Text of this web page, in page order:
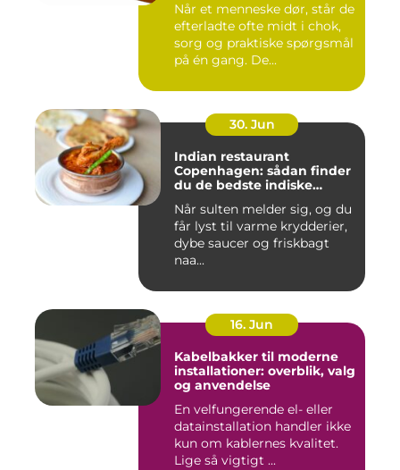
Når et menneske dør, står de
efterladte ofte midt i chok,
sorg og praktiske spørgsmål
på én gang. De...
30. Jun
Indian restaurant
Copenhagen: sådan finder
du de bedste indiske
Når sulten melder sig, og du
får lyst til varme krydderier,
dybe saucer og friskbagt
naa...
16. Jun
Kabelbakker til moderne
installationer: overblik, valg
og anvendelse
En velfungerende el- eller
datainstallation handler ikke
kun om kablernes kvalitet.
Lige så vigtigt ...